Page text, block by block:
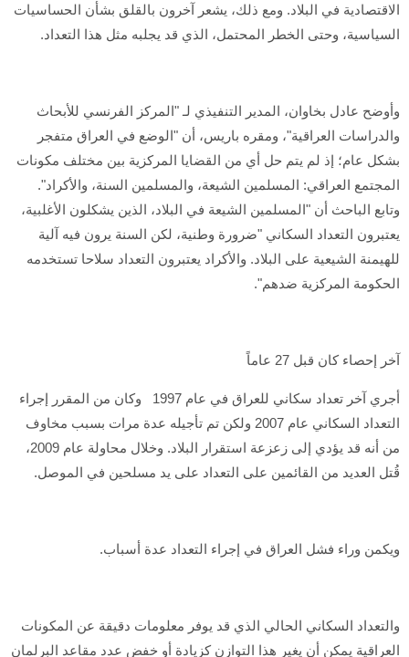
الاقتصادية في البلاد. ومع ذلك، يشعر آخرون بالقلق بشأن الحساسيات
السياسية، وحتى الخطر المحتمل، الذي قد يجلبه مثل هذا التعداد.
وأوضح عادل بخاوان، المدير التنفيذي لـ "المركز الفرنسي للأبحاث
والدراسات العراقية"، ومقره باريس، أن "الوضع في العراق متفجر
بشكل عام؛ إذ لم يتم حل أي من القضايا المركزية بين مختلف مكونات
المجتمع العراقي: المسلمين الشيعة، والمسلمين السنة، والأكراد".
وتابع الباحث أن "المسلمين الشيعة في البلاد، الذين يشكلون الأغلبية،
يعتبرون التعداد السكاني "ضرورة وطنية، لكن السنة يرون فيه آلية
للهيمنة الشيعية على البلاد. والأكراد يعتبرون التعداد سلاحا تستخدمه
الحكومة المركزية ضدهم".
آخر إحصاء كان قبل 27 عاماً
أجري آخر تعداد سكاني للعراق في عام 1997 وكان من المقرر إجراء
التعداد السكاني عام 2007 ولكن تم تأجيله عدة مرات بسبب مخاوف
من أنه قد يؤدي إلى زعزعة استقرار البلاد. وخلال محاولة عام 2009،
قُتل العديد من القائمين على التعداد على يد مسلحين في الموصل.
ويكمن وراء فشل العراق في إجراء التعداد عدة أسباب.
والتعداد السكاني الحالي الذي قد يوفر معلومات دقيقة عن المكونات
العراقية يمكن أن يغير هذا التوازن كزيادة أو خفض عدد مقاعد البرلمان